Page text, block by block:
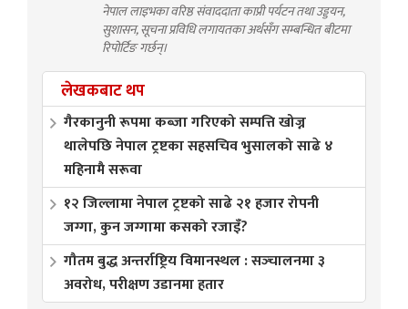
नेपाल लाइभका वरिष्ठ संवाददाता काप्री पर्यटन तथा उड्डयन,
सुशासन, सूचना प्रविधि लगायतका अर्थसँग सम्बन्धित बीटमा
रिपोर्टिङ गर्छन्।
लेखकबाट थप
गैरकानुनी रूपमा कब्जा गरिएको सम्पत्ति खोज्न
थालेपछि नेपाल ट्रष्टका सहसचिव भुसालको साढे ४
महिनामै सरूवा
१२ जिल्लामा नेपाल ट्रष्टको साढे २१ हजार रोपनी
जग्गा, कुन जग्गामा कसको रजाइँ?
गौतम बुद्ध अन्तर्राष्ट्रिय विमानस्थल : सञ्‍चालनमा ३
अवरोध, परीक्षण उडानमा हतार